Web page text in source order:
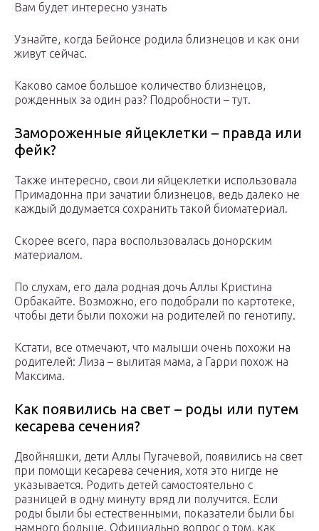
Вам будет интересно узнать
Узнайте, когда Бейонсе родила близнецов и как они
живут сейчас.
Каково самое большое количество близнецов,
рожденных за один раз? Подробности – тут.
Замороженные яйцеклетки – правда или
фейк?
Также интересно, свои ли яйцеклетки использовала
Примадонна при зачатии близнецов, ведь далеко не
каждый додумается сохранить такой биоматериал.
Скорее всего, пара воспользовалась донорским
материалом.
По слухам, его дала родная дочь Аллы Кристина
Орбакайте. Возможно, его подобрали по картотеке,
чтобы дети были похожи на родителей по генотипу.
Кстати, все отмечают, что малыши очень похожи на
родителей: Лиза – вылитая мама, а Гарри похож на
Максима.
Как появились на свет – роды или путем
кесарева сечения?
Двойняшки, дети Аллы Пугачевой, появились на свет
при помощи кесарева сечения, хотя это нигде не
указывается. Родить детей самостоятельно с
разницей в одну минуту вряд ли получится. Если
роды были бы естественными, показатели были бы
намного больше. Официально вопрос о том, как